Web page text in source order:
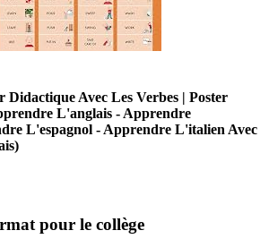
Avec Les Verbes | Poster
L'anglais - Apprendre
L'espagnol - Apprendre L'italien Avec
pour le collège